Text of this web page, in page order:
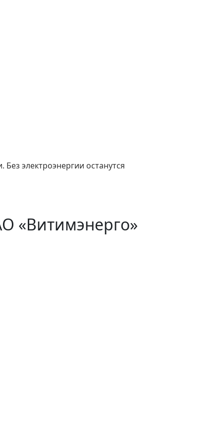
электроэнергии останутся
«Витимэнерго»